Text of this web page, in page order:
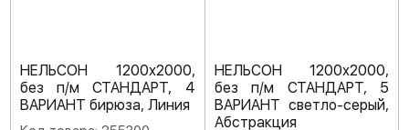
НЕЛЬСОН 1200х2000,
без п/м СТАНДАРТ, 4
ВАРИАНТ бирюза, Линия
НЕЛЬСОН 1200х2000,
без п/м СТАНДАРТ, 5
ВАРИАНТ светло-серый,
Абстракция